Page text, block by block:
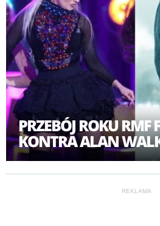
PRZEBÓJ ROKU RMF
KONTRA ALAN
REKLAMA